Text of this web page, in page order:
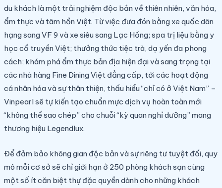
du khách là một trải nghiệm độc bản về thiên nhiên, văn hóa,
ẩm thực và tâm hồn Việt. Từ việc đưa đón bằng xe quốc dân
hạng sang VF 9 và xe siêu sang Lạc Hồng; spa trị liệu bằng y
học cổ truyền Việt; thưởng thức tiệc trà, dạ yến đa phong
cách; khám phá ẩm thực bản địa hiện đại và sang trọng tại
các nhà hàng Fine Dining Việt đẳng cấp, tới các hoạt động
cá nhân hóa và sự thân thiện, thấu hiểu “chỉ có ở Việt Nam” –
Vinpearl sẽ tự kiến tạo chuẩn mực dịch vụ hoàn toàn mới
“không thể sao chép” cho chuỗi “kỳ quan nghỉ dưỡng” mang
thương hiệu Legendlux.
Để đảm bảo không gian độc bản và sự riêng tư tuyệt đối, quy
mô mỗi cơ sở sẽ chỉ giới hạn ở 250 phòng khách sạn cùng
một số ít căn biệt thự đặc quyền dành cho những khách